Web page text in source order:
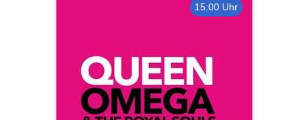
15:00 Uhr